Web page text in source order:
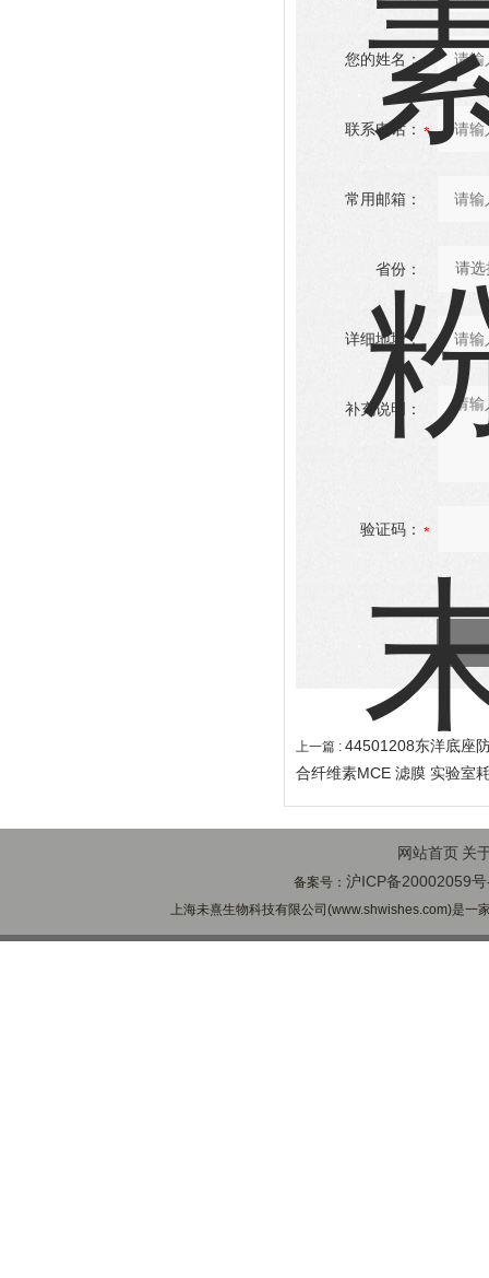
您的姓名：
联系电话：
常用邮箱：
省份：
详细地址：
补充说明：
验证码：
上一篇 : 44501208东洋底座
合纤维素MCE 滤膜 实验室
网站首页 关
备案号：沪ICP备20002059
上海未熹生物科技有限公司(www.shwishes.com)是一